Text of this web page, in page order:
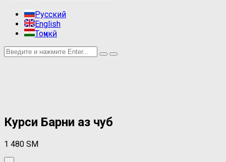
Русский
English
Тоҷикӣ
Курси Барни аз чуб
1 480 ЅМ